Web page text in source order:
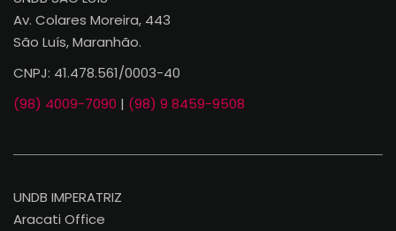
Av. Colares Moreira, 443
São Luís, Maranhão.
CNPJ: 41.478.561/0003-40
(98) 4009-7090 | (98) 9 8459-9508
UNDB IMPERATRIZ
Aracati Office